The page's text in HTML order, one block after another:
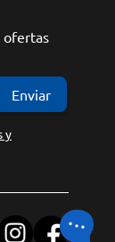
ofertas
Enviar
y